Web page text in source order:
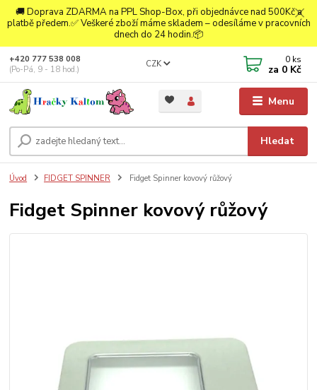
🚚 Doprava ZDARMA na PPL Shop-Box, při objednávce nad 500Kč a
platbě předem.✅ Veškeré zboží máme skladem – odesíláme v pracovních
dnech do 24 hodin.📦
Menu
CZK
Hledat
+420 777 538 008
(Po-Pá, 9 - 18 hod.)
0 ks
za 0 Kč
Úvod FIDGET SPINNER Fidget Spinner kovový růžový
Fidget Spinner kovový růžový